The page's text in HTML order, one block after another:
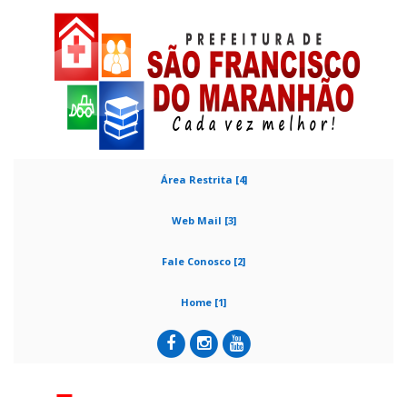
Área Restrita [4]
Web Mail [3]
Fale Conosco [2]
Home [1]